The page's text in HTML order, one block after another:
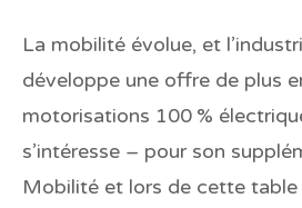
La mobilité évolue, et
développe une offre de plus
motorisations 100 %
s’intéresse – pour son
Mobilité et lors de cette